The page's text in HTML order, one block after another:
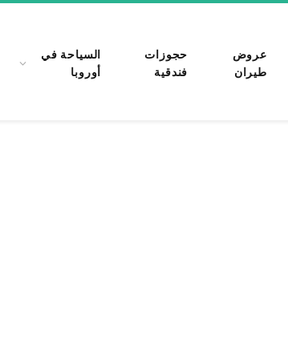
عروض
طيران
حجوزات
فندقية
السياحة في
أوروبا